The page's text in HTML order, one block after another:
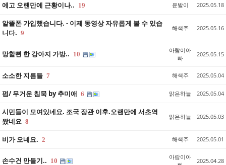
에고 오랜만에 근황이나.. 19 윤발이 2025.05.18
알뜰폰 가입했습니다. - 이제 동영상 자유롭게 볼 수 있습
니다. 9
해색주 2025.05.16
망할뻔 한 강아지 가방.. 10
아람이아
빠
2025.05.15
소소한 지름들 7 해색주 2025.05.04
펌/ 무거운 침묵 by 추미애 6 맑은하늘 2025.05.04
시민들이 모여있네요. 조국 장관 이후.오랜만에 서초역
왔네요 8
맑은하늘 2025.05.03
비가 오네요. 2 해색주 2025.05.01
손수건 만들기.. 10
아람이아
2025.04.28